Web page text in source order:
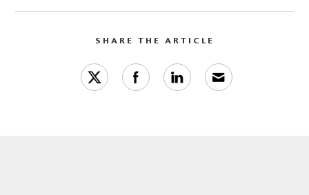
SHARE THE ARTICLE